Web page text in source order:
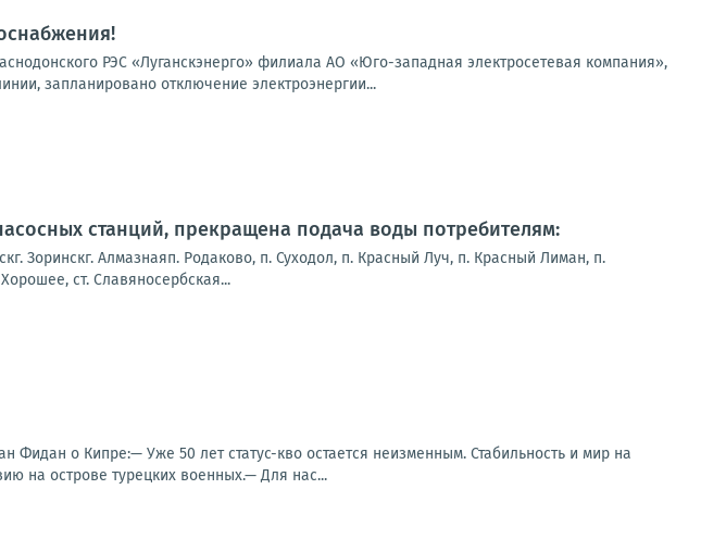
РЭС «Луганскэнерго» филиала АО «Юго-западная электросетевая компания»,
запланировано отключение электроэнергии...
станций, прекращена подача воды потребителям:
Зоринскг. Алмазнаяп. Родаково, п. Суходол, п. Красный Луч, п. Красный Лиман, п.
ст. Славяносербская...
Фидан о Кипре:— Уже 50 лет статус-кво остается неизменным. Стабильность и мир на
на острове турецких военных.— Для нас...